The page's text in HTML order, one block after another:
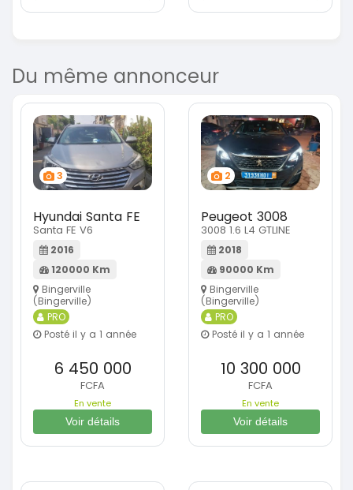
Du même annonceur
3
Hyundai Santa FE
Santa FE V6
2016
120000 Km
Bingerville
(Bingerville)
PRO
Posté il y a 1 année
6 450 000
FCFA
En vente
Voir détails
2
Peugeot 3008
3008 1.6 L4 GTLINE
2018
90000 Km
Bingerville
(Bingerville)
PRO
Posté il y a 1 année
10 300 000
FCFA
En vente
Voir détails